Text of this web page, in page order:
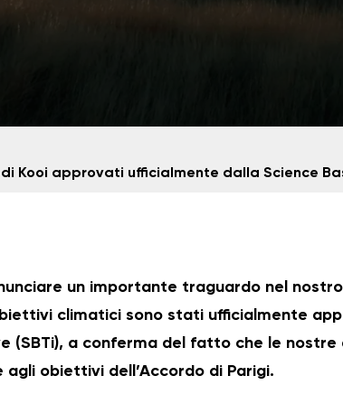
Kooi approvati ufficialmente dalla Science
un importante traguardo nel
climatici sono stati ufficialmente
(SBTi), a conferma del fatto che le nostre
agli obiettivi dell’Accordo di Parigi.